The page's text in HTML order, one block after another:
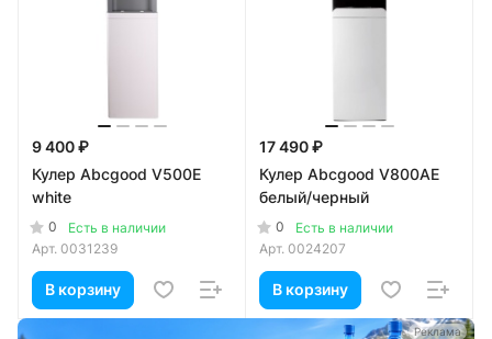
9 400 ₽
Кулер Abcgood V500E
white
0
Есть в наличии
Арт. 0031239
В корзину
Реклама
17 490 ₽
Кулер Abcgood V800AE
белый/черный
0
Есть в наличии
Арт. 0024207
В корзину